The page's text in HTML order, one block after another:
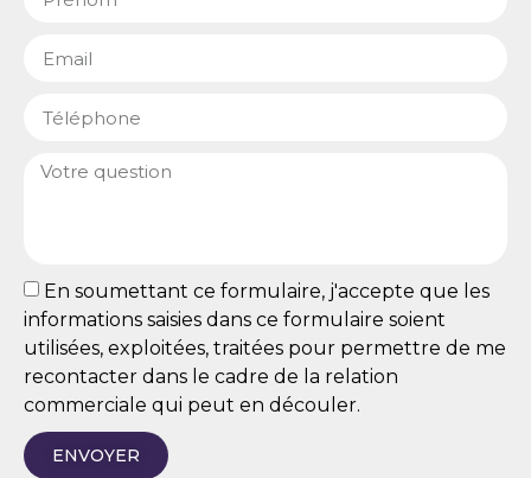
En soumettant ce formulaire, j'accepte que les
informations saisies dans ce formulaire soient
utilisées, exploitées, traitées pour permettre de me
recontacter dans le cadre de la relation
commerciale qui peut en découler.
ENVOYER